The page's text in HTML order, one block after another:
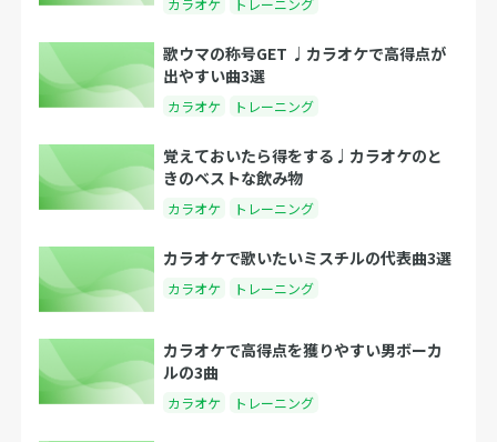
カラオケ トレーニング
歌ウマの称号GET ♩カラオケで高得点が
出やすい曲3選
カラオケ トレーニング
覚えておいたら得をする♩カラオケのと
きのベストな飲み物
カラオケ トレーニング
カラオケで歌いたいミスチルの代表曲3選
カラオケ トレーニング
カラオケで高得点を獲りやすい男ボーカ
ルの3曲
カラオケ トレーニング